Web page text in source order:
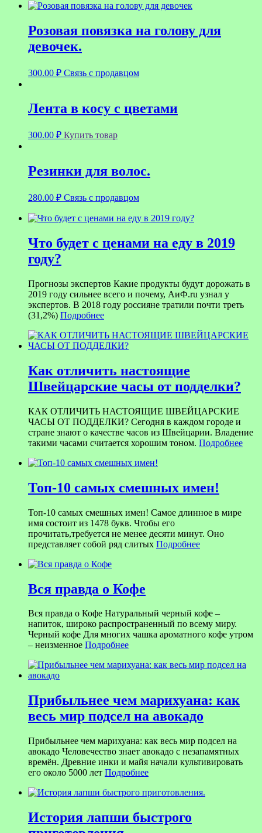
Розовая повязка на голову для
девочек.
300.00 ₽ Связь с продавцом
Лента в косу с цветами
300.00 ₽ Купить товар
Резинки для волос.
280.00 ₽ Связь с продавцом
Что будет с ценами на еду в 2019
году?
Прогнозы экспертов Какие продукты будут дорожать в
2019 году сильнее всего и почему, АиФ.ru узнал у
экспертов. В 2018 году россияне тратили почти треть
(31,2%) Подробнее
Как отличить настоящие
Швейцарские часы от подделки?
КАК ОТЛИЧИТЬ НАСТОЯЩИЕ ШВЕЙЦАРСКИЕ
ЧАСЫ ОТ ПОДДЕЛКИ? Сегодня в каждом городе и
стране знают о качестве часов из Швейцарии. Владение
такими часами считается хорошим тоном. Подробнее
Топ-10 самых смешных имен!
Топ-10 самых смешных имен! Самое длинное в мире
имя состоит из 1478 букв. Чтобы его
прочитать,требуется не менее десяти минут. Оно
представляет собой ряд слитых Подробнее
Вся правда о Кофе
Вся правда о Кофе Натуральный черный кофе –
напиток, широко распространенный по всему миру.
Черный кофе Для многих чашка ароматного кофе утром
– неизменное Подробнее
Прибыльнее чем марихуана: как
весь мир подсел на авокадо
Прибыльнее чем марихуана: как весь мир подсел на
авокадо Человечество знает авокадо с незапамятных
времён. Древние инки и майя начали культивировать
его около 5000 лет Подробнее
История лапши быстрого